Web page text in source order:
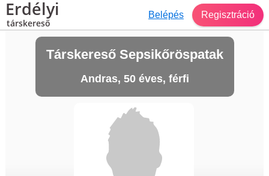
Erdélyi
társkereső
Belépés Regisztráció
Társkereső Sepsikőröspatak
Andras, 50 éves, férfi